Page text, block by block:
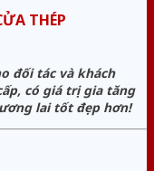
THÉP
đối tác và khách
có giá trị gia tăng
lai tốt đẹp hơn!